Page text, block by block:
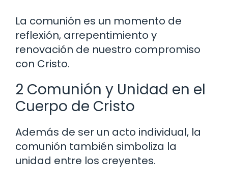
La comunión es un momento de
reflexión, arrepentimiento y
renovación de nuestro compromiso
con Cristo.
2 Comunión y Unidad en el
Cuerpo de Cristo
Además de ser un acto individual, la
comunión también simboliza la
unidad entre los creyentes.